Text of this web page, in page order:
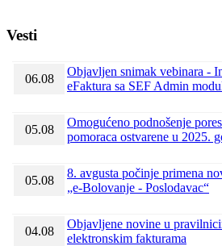
Vesti
06.08
Objavljen snimak vebinara -
eFaktura sa SEF Admin
05.08
Omogućeno podnošenje
pomoraca ostvarene u 2025.
05.08
8. avgusta počinje primena
„e-Bolovanje - Poslodavac“
04.08
Objavljene novine u
elektronskim fakturama